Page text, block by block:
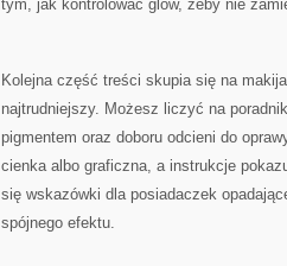
tym, jak kontrolować glow, żeby nie
Kolejna część treści skupia się na
najtrudniejszy. Możesz liczyć na
pigmentem oraz doboru odcieni do
cienka albo graficzna, a instrukcje
się wskazówki dla posiadaczek
spójnego efektu.